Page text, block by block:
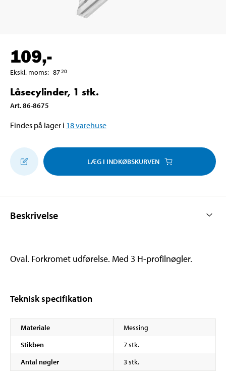
109,-
Ekskl. moms: 8720
Låsecylinder, 1 stk.
Art.86-8675
Findes på lager i 18varehuse
LÆG I INDKØBSKURVEN
Beskrivelse
Oval. Forkromet udførelse. Med 3 H-profilnøgler.
Teknisk specifikation
Materiale
Messing
Stikben
7 stk.
Antal nøgler
3 stk.